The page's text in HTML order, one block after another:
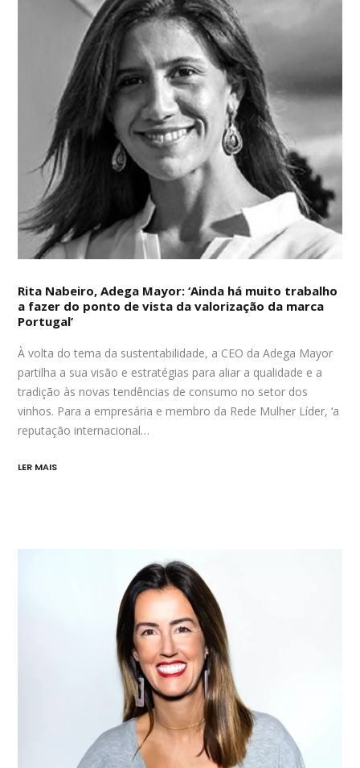
Rita Nabeiro, Adega Mayor: ‘Ainda há muito trabalho
a fazer do ponto de vista da valorização da marca
Portugal’
À volta do tema da sustentabilidade, a CEO da Adega Mayor
partilha a sua visão e estratégias para aliar a qualidade e a
tradição às novas tendências de consumo no setor dos
vinhos. Para a empresária e membro da Rede Mulher Líder, ‘a
reputação internacional…
LER MAIS